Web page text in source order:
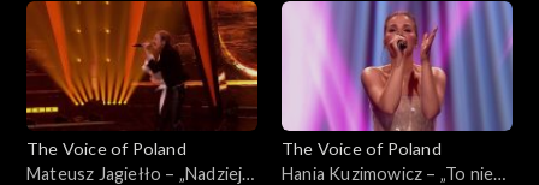
of Poland”, Finał, 29
listopada 2025
of Poland”, Finał, 29
listopada 2025
The Voice of Poland
Mateusz Jagiełło – „Nadzieja”,
The Voice of Poland
Hania Kuzimowicz – „To nie